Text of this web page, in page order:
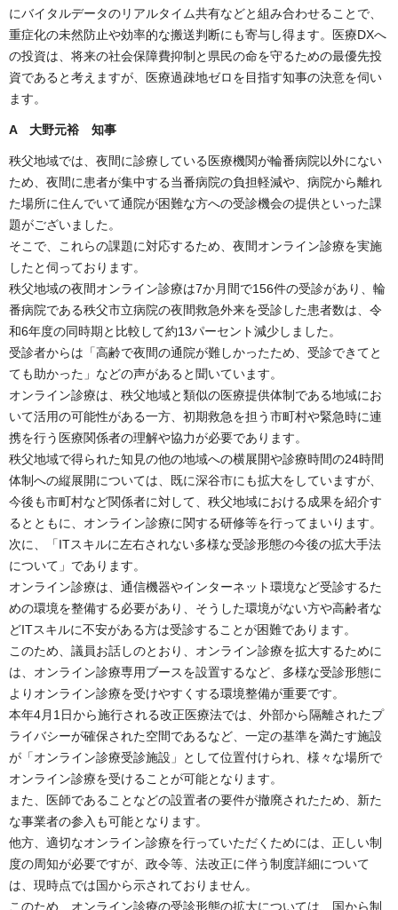
にバイタルデータのリアルタイム共有などと組み合わせることで、
重症化の未然防止や効率的な搬送判断にも寄与し得ます。医療DXへ
の投資は、将来の社会保障費抑制と県民の命を守るための最優先投
資であると考えますが、医療過疎地ゼロを目指す知事の決意を伺い
ます。
A 大野元裕 知事
秩父地域では、夜間に診療している医療機関が輪番病院以外にない
ため、夜間に患者が集中する当番病院の負担軽減や、病院から離れ
た場所に住んでいて通院が困難な方への受診機会の提供といった課
題がございました。
そこで、これらの課題に対応するため、夜間オンライン診療を実施
したと伺っております。
秩父地域の夜間オンライン診療は7か月間で156件の受診があり、輪
番病院である秩父市立病院の夜間救急外来を受診した患者数は、令
和6年度の同時期と比較して約13パーセント減少しました。
受診者からは「高齢で夜間の通院が難しかったため、受診できてと
ても助かった」などの声があると聞いています。
オンライン診療は、秩父地域と類似の医療提供体制である地域にお
いて活用の可能性がある一方、初期救急を担う市町村や緊急時に連
携を行う医療関係者の理解や協力が必要であります。
秩父地域で得られた知見の他の地域への横展開や診療時間の24時間
体制への縦展開については、既に深谷市にも拡大をしていますが、
今後も市町村など関係者に対して、秩父地域における成果を紹介す
るとともに、オンライン診療に関する研修等を行ってまいります。
次に、「ITスキルに左右されない多様な受診形態の今後の拡大手法
について」であります。
オンライン診療は、通信機器やインターネット環境など受診するた
めの環境を整備する必要があり、そうした環境がない方や高齢者な
どITスキルに不安がある方は受診することが困難であります。
このため、議員お話しのとおり、オンライン診療を拡大するために
は、オンライン診療専用ブースを設置するなど、多様な受診形態に
よりオンライン診療を受けやすくする環境整備が重要です。
本年4月1日から施行される改正医療法では、外部から隔離されたプ
ライバシーが確保された空間であるなど、一定の基準を満たす施設
が「オンライン診療受診施設」として位置付けられ、様々な場所で
オンライン診療を受けることが可能となります。
また、医師であることなどの設置者の要件が撤廃されたため、新た
な事業者の参入も可能となります。
他方、適切なオンライン診療を行っていただくためには、正しい制
度の周知が必要ですが、政令等、法改正に伴う制度詳細について
は、現時点では国から示されておりません。
このため、オンライン診療の受診形態の拡大については、国から制